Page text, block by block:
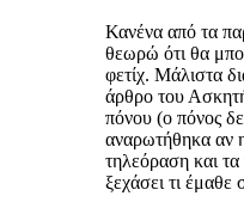
Κανένα από τα
θεωρώ ότι θα
φετίχ. Μάλιστα
άρθρο του
πόνου (ο πόνος
αναρωτήθηκα αν
τηλεόραση και
ξεχάσει τι έμαθε